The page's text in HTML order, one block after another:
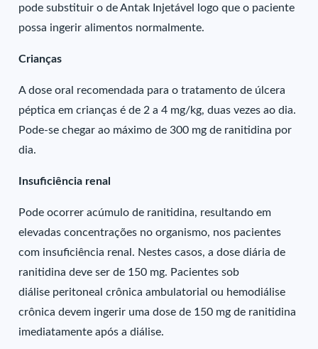
pode substituir o de Antak Injetável logo que o paciente
possa ingerir alimentos normalmente.
Crianças
A dose oral recomendada para o tratamento de úlcera
péptica em crianças é de 2 a 4 mg/kg, duas vezes ao dia.
Pode-se chegar ao máximo de 300 mg de ranitidina por
dia.
Insuficiência renal
Pode ocorrer acúmulo de ranitidina, resultando em
elevadas concentrações no organismo, nos pacientes
com insuficiência renal. Nestes casos, a dose diária de
ranitidina deve ser de 150 mg. Pacientes sob
diálise peritoneal crônica ambulatorial ou hemodiálise
crônica devem ingerir uma dose de 150 mg de ranitidina
imediatamente após a diálise.